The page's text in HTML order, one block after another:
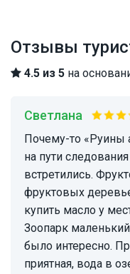
Отзывы
4.5 из 5 на
Светлана
Почему-то «Руины античного города Селевкия»
на пути
встретились.
фруктовых
купить масло у
Зоопарк
было интересно.
приятная, вода в